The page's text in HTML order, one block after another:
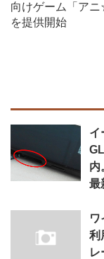
向けゲーム「アニ
を提供開始
イ
内
最
ワ
利
レ